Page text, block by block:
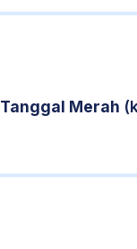
Tanggal Merah